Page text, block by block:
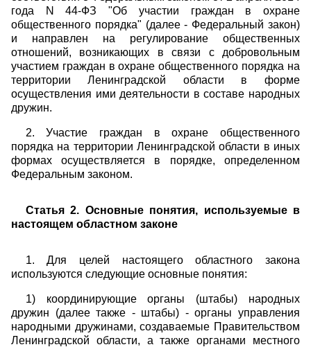
года N 44-ФЗ "Об участии граждан в охране
общественного порядка" (далее - Федеральный закон)
и направлен на регулирование общественных
отношений, возникающих в связи с добровольным
участием граждан в охране общественного порядка на
территории Ленинградской области в форме
осуществления ими деятельности в составе народных
дружин.
2. Участие граждан в охране общественного
порядка на территории Ленинградской области в иных
формах осуществляется в порядке, определенном
Федеральным законом.
Статья 2. Основные понятия, используемые в
настоящем областном законе
1. Для целей настоящего областного закона
используются следующие основные понятия:
1) координирующие органы (штабы) народных
дружин (далее также - штабы) - органы управления
народными дружинами, создаваемые Правительством
Ленинградской области, а также органами местного